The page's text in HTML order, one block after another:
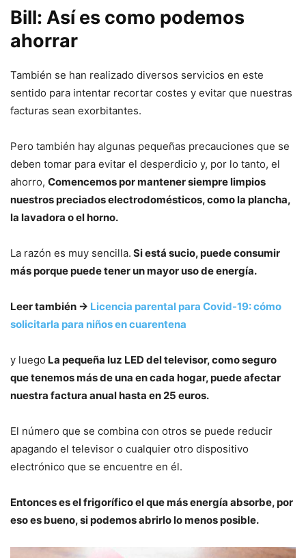
Bill: Así es como podemos
ahorrar
También se han realizado diversos servicios en este
sentido para intentar recortar costes y evitar que nuestras
facturas sean exorbitantes.
Pero también hay algunas pequeñas precauciones que se
deben tomar para evitar el desperdicio y, por lo tanto, el
ahorro, Comencemos por mantener siempre limpios
nuestros preciados electrodomésticos, como la plancha,
la lavadora o el horno.
La razón es muy sencilla. Si está sucio, puede consumir
más porque puede tener un mayor uso de energía.
Leer también -> Licencia parental para Covid-19: cómo
solicitarla para niños en cuarentena
y luego La pequeña luz LED del televisor, como seguro
que tenemos más de una en cada hogar, puede afectar
nuestra factura anual hasta en 25 euros.
El número que se combina con otros se puede reducir
apagando el televisor o cualquier otro dispositivo
electrónico que se encuentre en él.
Entonces es el frigorífico el que más energía absorbe, por
eso es bueno, si podemos abrirlo lo menos posible.